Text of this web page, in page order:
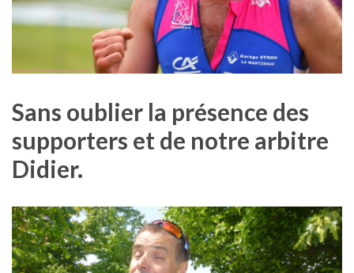
Sans oublier la présence des
supporters et de notre arbitre
Didier.